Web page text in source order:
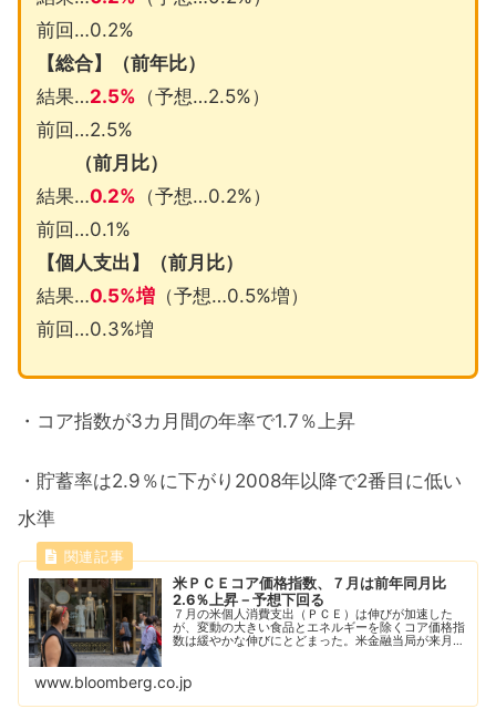
前回…0.2%
【総合】（前年比）
結果…2.5% （予想…2.5%）
前回…2.5%
（前月比）
結果…0.2% （予想…0.2%）
前回…0.1%
【個人支出】（前月比）
結果…0.5%増（予想…0.5%増）
前回…0.3%増
・コア指数が3カ月間の年率で1.7％上昇
・貯蓄率は2.9％に下がり2008年以降で2番目に低い
水準
米ＰＣＥコア価格指数、７月は前年同月比
2.6％上昇－予想下回る
７月の米個人消費支出（ＰＣＥ）は伸びが加速した
が、変動の大きい食品とエネルギーを除くコア価格指
数は緩やかな伸びにとどまった。米金融当局が来月、
www.bloomberg.co.jp